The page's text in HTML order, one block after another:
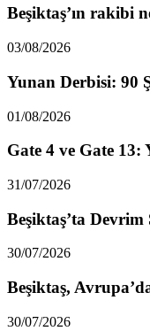
Beşiktaş’ın rakibi
03/08/2026
Yunan Derbisi: 90
01/08/2026
Gate 4 ve Gate
31/07/2026
Beşiktaş’ta
30/07/2026
Beşiktaş,
30/07/2026